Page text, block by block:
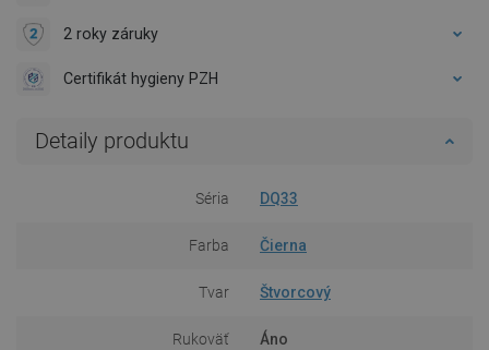
2 roky záruky
Certifikát hygieny PZH
Detaily produktu
Séria DQ33
Farba Čierna
Tvar Štvorcový
Rukoväť Áno